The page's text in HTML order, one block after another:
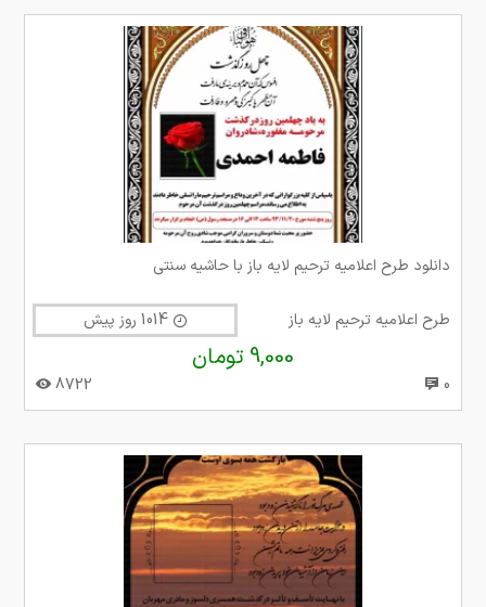
دانلود طرح اعلامیه ترحیم لایه باز با حاشیه سنتی
طرح اعلامیه ترحیم لایه باز 1014 روز پیش
9,000 تومان
0
8722